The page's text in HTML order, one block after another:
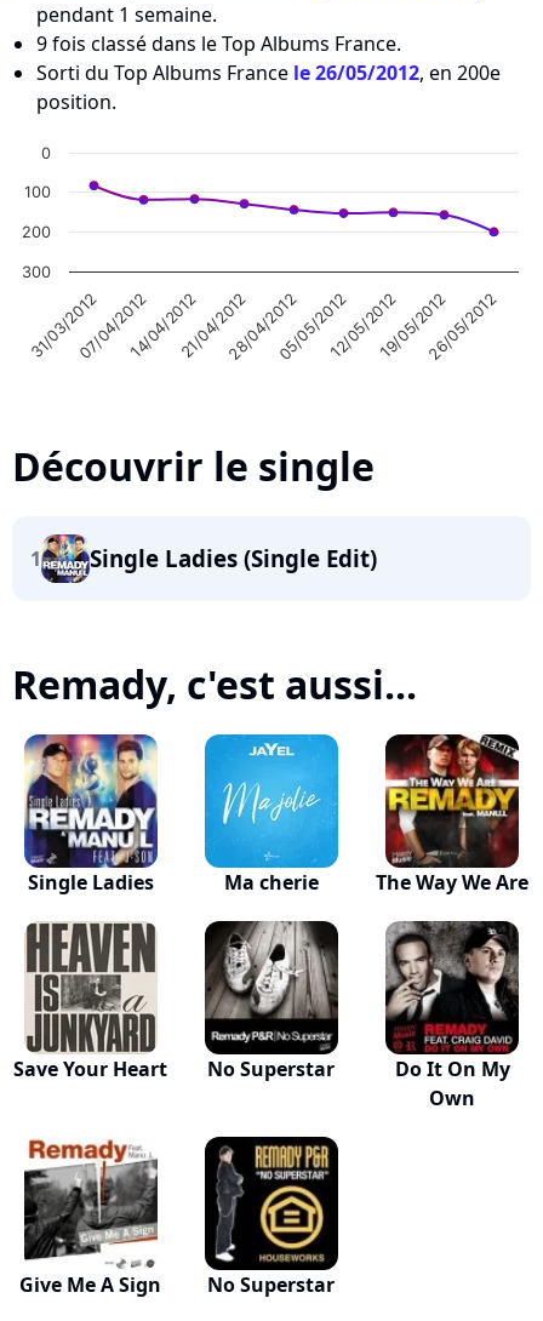
pendant 1 semaine.
9 fois classé dans le Top Albums France.
Sorti du Top Albums France le 26/05/2012, en 200e
position.
31/03/201207/04/201214/04/201221/04/201228/04/201205/05/201212/05/201219/05/201226/05/2012
100
200
0
300
Découvrir le single
1 Single Ladies (Single Edit)
Remady, c'est aussi...
Single Ladies Ma cherie The Way We Are
Save Your Heart No Superstar
Do It On My
Own
Give Me A Sign No Superstar